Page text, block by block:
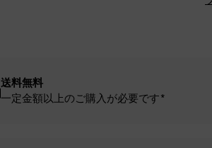
送料無料
一定金額以上のご購入が必要です*